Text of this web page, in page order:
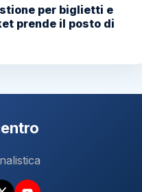
per biglietti e
prende il posto di